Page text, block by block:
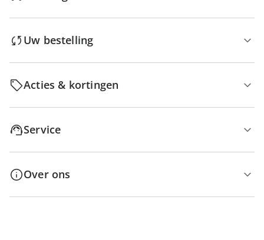
Uw bestelling
Acties & kortingen
Service
Over ons